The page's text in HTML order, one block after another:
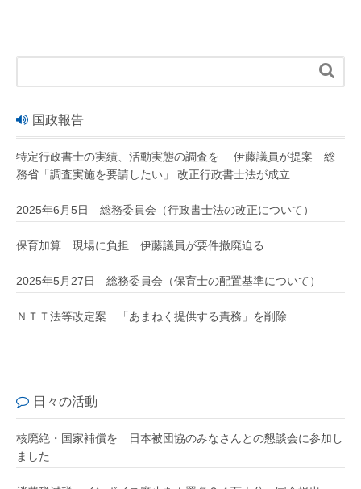

国政報告
特定行政書士の実績、活動実態の調査を 伊藤議員が提案 総
務省「調査実施を要請したい」 改正行政書士法が成立
2025年6月5日 総務委員会（行政書士法の改正について）
保育加算 現場に負担 伊藤議員が要件撤廃迫る
2025年5月27日 総務委員会（保育士の配置基準について）
ＮＴＴ法等改定案 「あまねく提供する責務」を削除
日々の活動
核廃絶・国家補償を 日本被団協のみなさんとの懇談会に参加し
ました